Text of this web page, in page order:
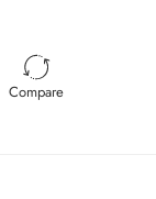
Compare